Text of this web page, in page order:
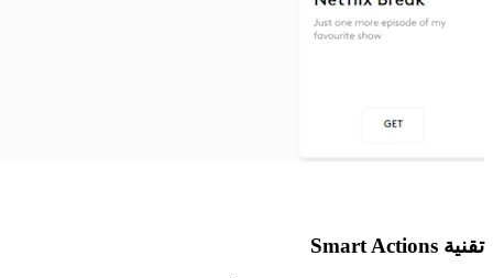
تقنية Smart Actions